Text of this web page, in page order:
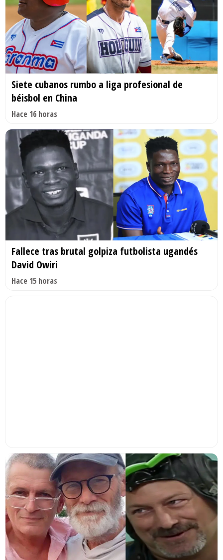
Siete cubanos rumbo a liga profesional de
béisbol en China
Hace 16 horas
Fallece tras brutal golpiza futbolista ugandés
David Owiri
Hace 15 horas